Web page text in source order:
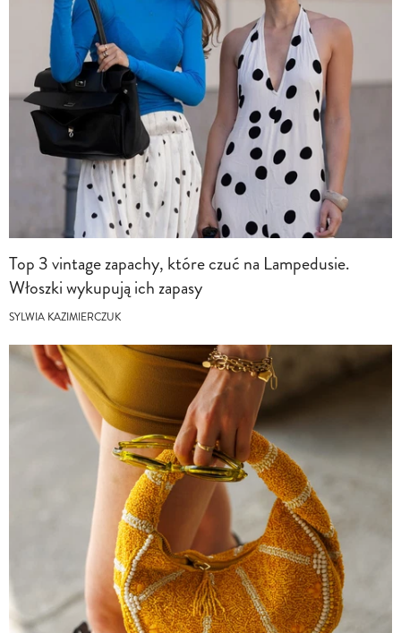
Top 3 vintage zapachy, które czuć na Lampedusie.
Włoszki wykupują ich zapasy
SYLWIA KAZIMIERCZUK